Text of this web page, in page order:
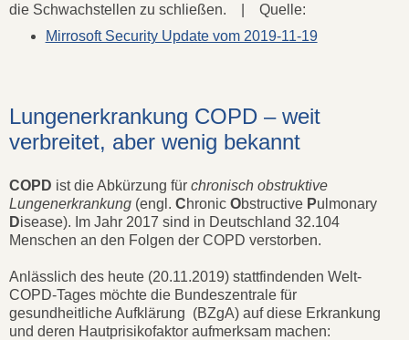
die Schwachstellen zu schließen. | Quelle:
Mirrosoft Security Update vom 2019-11-19
Lungenerkrankung COPD – weit
verbreitet, aber wenig bekannt
COPD ist die Abkürzung für chronisch obstruktive
Lungenerkrankung (engl. Chronic Obstructive Pulmonary
Disease). Im Jahr 2017 sind in Deutschland 32.104
Menschen an den Folgen der COPD verstorben.
Anlässlich des heute (20.11.2019) stattfindenden Welt-
COPD-Tages möchte die Bundeszentrale für
gesundheitliche Aufklärung (BZgA) auf diese Erkrankung
und deren Hautprisikofaktor aufmerksam machen: